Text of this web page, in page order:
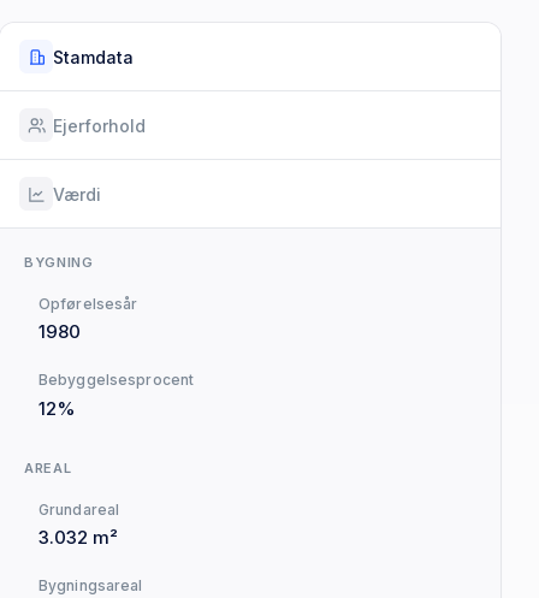
Stamdata
Ejerforhold
Værdi
BYGNING
Opførelsesår
1980
Bebyggelsesprocent
12%
AREAL
Grundareal
3.032 m²
Bygningsareal